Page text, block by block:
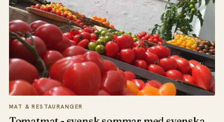
MAT & RESTAURANGER